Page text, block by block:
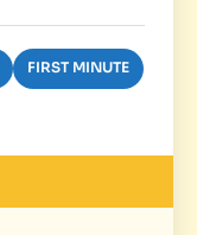
FIRST MINUTE